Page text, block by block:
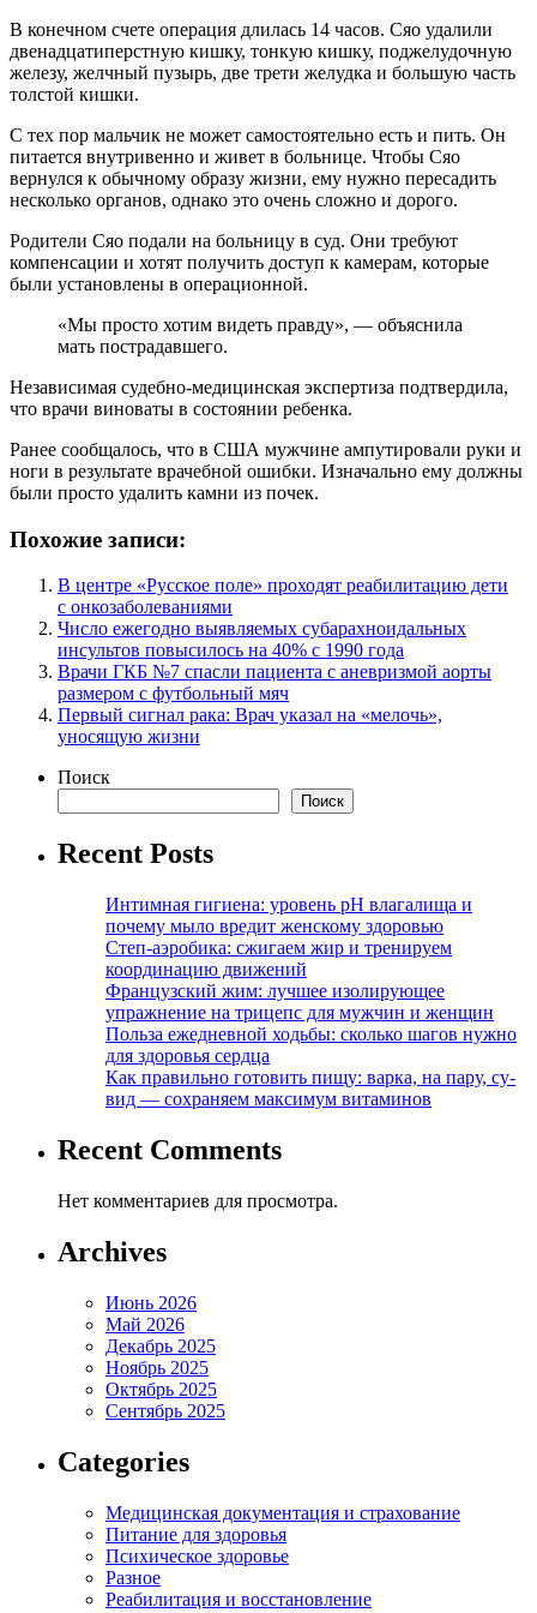
В конечном счете операция длилась 14 часов. Сяо удалили
двенадцатиперстную кишку, тонкую кишку, поджелудочную
железу, желчный пузырь, две трети желудка и большую часть
толстой кишки.
С тех пор мальчик не может самостоятельно есть и пить. Он
питается внутривенно и живет в больнице. Чтобы Сяо
вернулся к обычному образу жизни, ему нужно пересадить
несколько органов, однако это очень сложно и дорого.
Родители Сяо подали на больницу в суд. Они требуют
компенсации и хотят получить доступ к камерам, которые
были установлены в операционной.
«Мы просто хотим видеть правду», — объяснила
мать пострадавшего.
Независимая судебно-медицинская экспертиза подтвердила,
что врачи виноваты в состоянии ребенка.
Ранее сообщалось, что в США мужчине ампутировали руки и
ноги в результате врачебной ошибки. Изначально ему должны
были просто удалить камни из почек.
Похожие записи:
В центре «Русское поле» проходят реабилитацию дети
с онкозаболеваниями
Число ежегодно выявляемых субарахноидальных
инсультов повысилось на 40% с 1990 года
Врачи ГКБ №7 спасли пациента с аневризмой аорты
размером с футбольный мяч
Первый сигнал рака: Врач указал на «мелочь»,
уносящую жизни
Поиск
Поиск
Recent Posts
Интимная гигиена: уровень pH влагалища и
почему мыло вредит женскому здоровью
Степ-аэробика: сжигаем жир и тренируем
координацию движений
Французский жим: лучшее изолирующее
упражнение на трицепс для мужчин и женщин
Польза ежедневной ходьбы: сколько шагов нужно
для здоровья сердца
Как правильно готовить пищу: варка, на пару, су-
вид — сохраняем максимум витаминов
Recent Comments
Нет комментариев для просмотра.
Archives
Июнь 2026
Май 2026
Декабрь 2025
Ноябрь 2025
Октябрь 2025
Сентябрь 2025
Categories
Медицинская документация и страхование
Питание для здоровья
Психическое здоровье
Разное
Реабилитация и восстановление